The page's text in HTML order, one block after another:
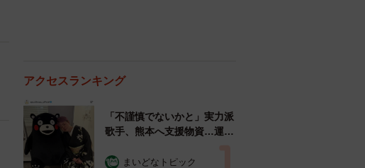
アクセスランキング
「不謹慎でないかと」実力派
歌手、熊本へ支援物資…運搬
めらい 「痛いほど伝わる」
まいどなトピック